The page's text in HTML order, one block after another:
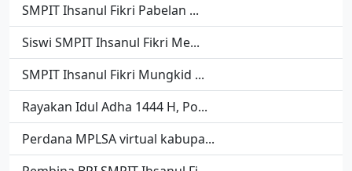
SMPIT Ihsanul Fikri Pabelan ...
Siswi SMPIT Ihsanul Fikri Me...
SMPIT Ihsanul Fikri Mungkid ...
Rayakan Idul Adha 1444 H, Po...
Perdana MPLSA virtual kabupa...